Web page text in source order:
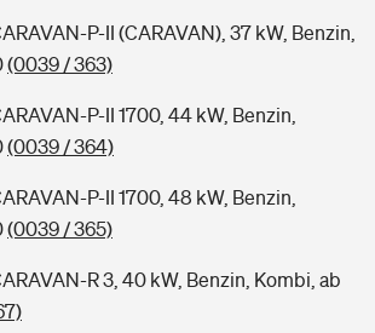
P-II (CARAVAN), 37 kW, Benzin,
(0039 / 363)
P-II 1700, 44 kW, Benzin,
(0039 / 364)
P-II 1700, 48 kW, Benzin,
(0039 / 365)
R 3, 40 kW, Benzin, Kombi, ab